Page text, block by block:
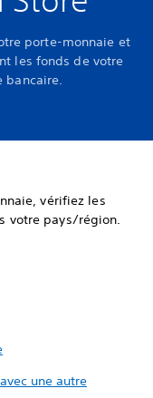
porte-monnaie et
les fonds de votre
bancaire.
vérifiez les
votre pays/région.
une autre